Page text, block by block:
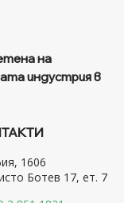
на
индустрия в
1606
Ботев 17, ет. 7